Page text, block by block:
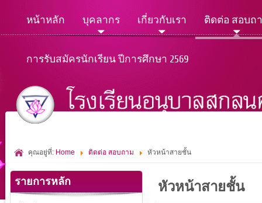
หน้าหลัก บุคลากร เกี่ยวกับเรา ติดต่อ สอบถ
การรับสมัครนักเรียน ปีการศึกษา 2569
คุณอยู่ที่: Home ติดต่อ สอบถาม หัวหน้าสายชั้น
หัวหน้าสายชั้น
รายการหลัก